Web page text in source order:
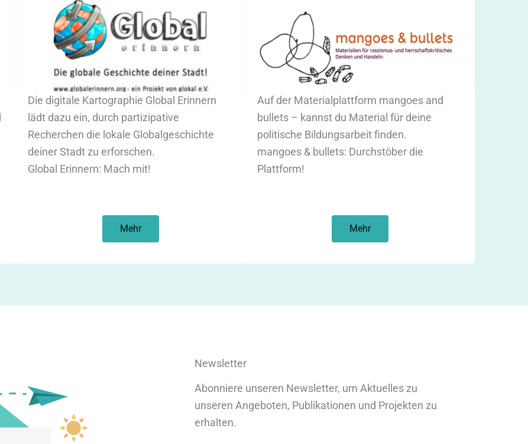
Die digitale Kartographie Global Erinnern
lädt dazu ein, durch partizipative
Recherchen die lokale Globalgeschichte
deiner Stadt zu erforschen.
Global Erinnern: Mach mit!
Mehr
Auf der Materialplattform mangoes and
bullets – kannst du Material für deine
politische Bildungsarbeit finden.
mangoes & bullets: Durchstöber die
Plattform!
Mehr
Newsletter
Abonniere unseren Newsletter, um Aktuelles zu
unseren Angeboten, Publikationen und Projekten zu
erhalten.